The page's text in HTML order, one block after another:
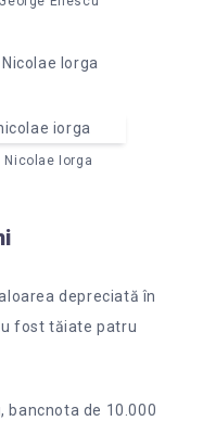
Iorga
Iorga
depreciată în
fost tăiate patru
bancnota de 10.000